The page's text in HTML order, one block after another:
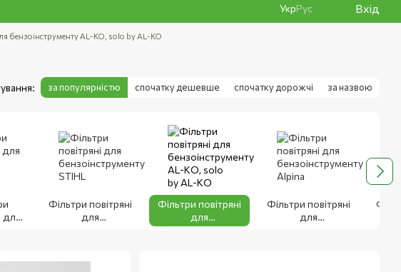
УкрРус Вхід
бензоінструменту AL-KO, solo by AL-KO
за популярністю спочатку дешевше спочатку дорожчі за назвою
для
Фільтри повітряні
для
Фільтри повітряні
для
бензоінструменту
Фільтри повітряні
для